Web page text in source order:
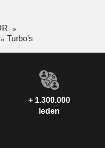
Turbo's
+ 1.300.000
leden